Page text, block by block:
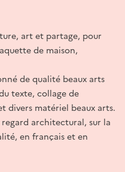
art et partage, pour
de maison,
de qualité beaux arts
texte, collage de
divers matériel beaux arts.
architectural, sur la
en français et en